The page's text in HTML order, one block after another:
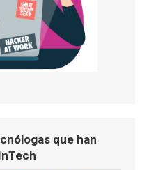
que han